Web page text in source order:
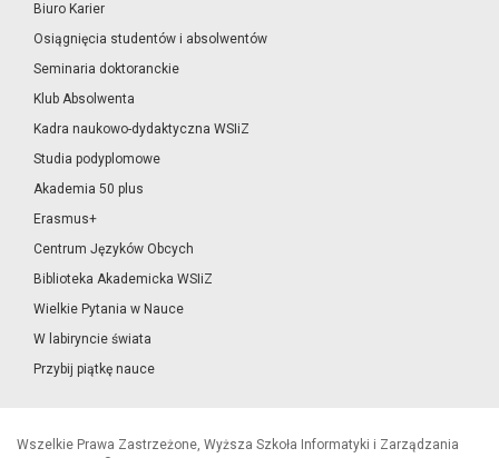
Biuro Karier
Osiągnięcia studentów i absolwentów
Seminaria doktoranckie
Klub Absolwenta
Kadra naukowo-dydaktyczna WSIiZ
Studia podyplomowe
Akademia 50 plus
Erasmus+
Centrum Języków Obcych
Biblioteka Akademicka WSIiZ
Wielkie Pytania w Nauce
W labiryncie świata
Przybij piątkę nauce
Wszelkie Prawa Zastrzeżone, Wyższa Szkoła Informatyki i Zarządzania